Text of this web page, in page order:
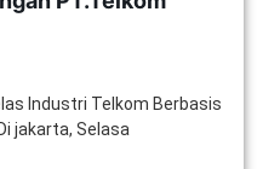
Industri Telkom Berbasis
jakarta, Selasa